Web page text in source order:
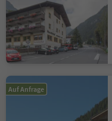
Auf Anfrage